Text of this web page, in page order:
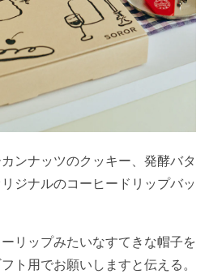
ンナッツのクッキー、発酵バタ
ジナルのコーヒードリップバッ
リップみたいなすてきな帽子を
ト用でお願いしますと伝える。